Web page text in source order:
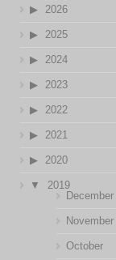
2026
2025
2024
2023
2022
2021
2020
2019
December
November
October